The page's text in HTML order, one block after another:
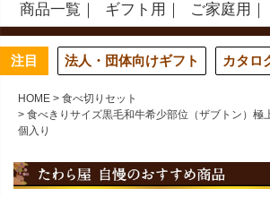
商品一覧 ギフト用 ご家庭用
注目 法人・団体向けギフト カタロ
HOME
食べ切りセット
食べきりサイズ黒毛和牛希少部位（ザブトン）極
個入り